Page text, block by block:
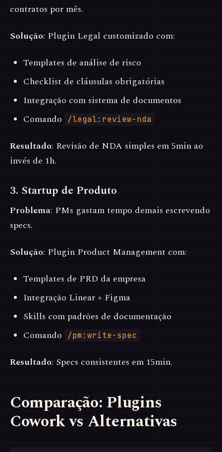
contratos por mês.
Solução: Plugin Legal customizado com:
Templates de análise de risco
Checklist de cláusulas obrigatórias
Integração com sistema de documentos
Comando
/legal:review-nda
Resultado: Revisão de NDA simples em 5min ao
invés de 1h.
3. Startup de Produto
Problema: PMs gastam tempo demais escrevendo
specs.
Solução: Plugin Product Management com:
Templates de PRD da empresa
Integração Linear + Figma
Skills com padrões de documentação
Comando
/pm:write-spec
Resultado: Specs consistentes em 15min.
Comparação: Plugins
Cowork vs Alternativas